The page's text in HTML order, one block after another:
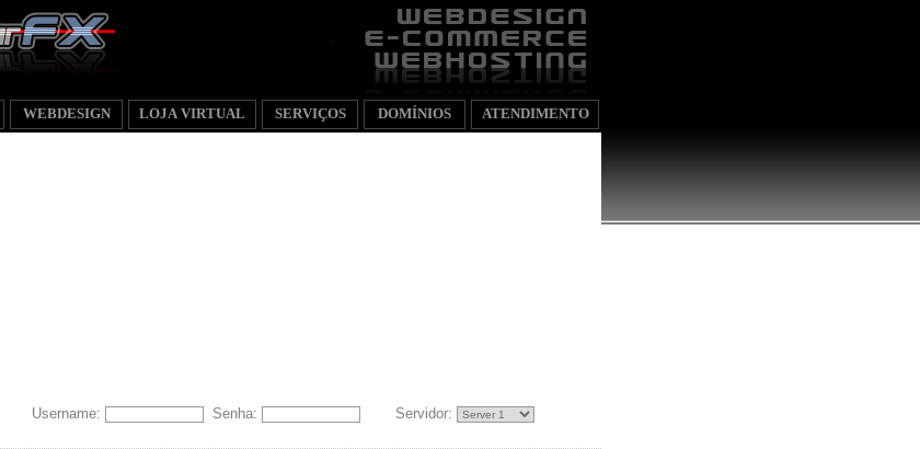
WEBDESIGN LOJA VIRTUAL SERVIÇOS DOMÍNIOS ATENDIMENTO
Username: Senha: Servidor: